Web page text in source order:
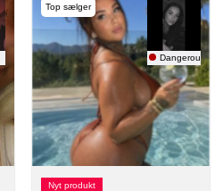
Top sælger
Dangerous
Nyt produkt